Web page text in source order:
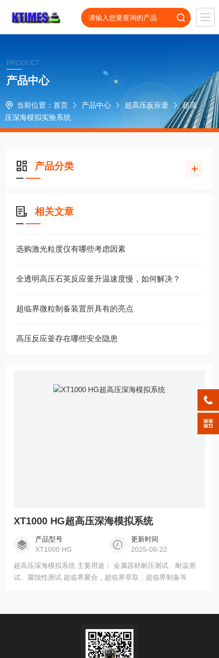
PRODUCT
产品中心
当前位置： 首页 产品中心 超高压反应釜
超高
压深海模拟实验系统
产品分类
相关文章
选购激光粒度仪有哪些考虑因素
全透明高压石英反应釜升温速度慢，如何解决？
超临界微粒制备装置所具有的亮点
高压反应釜存在哪些安全隐患
XT1000 HG超高压深海模拟系统
产品型号
XT1000 HG
更新时间
2025-08-22
超高压深海模拟系统 主要用途： 金属器材耐压测试、耐温测
试、腐蚀性测试 超临界聚合，超临界萃取，超临界制备等